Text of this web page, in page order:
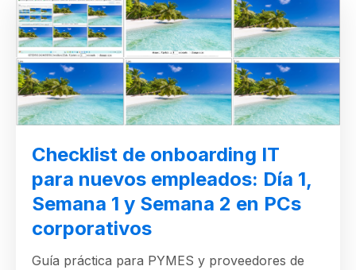
Checklist de onboarding IT
para nuevos empleados: Día 1,
Semana 1 y Semana 2 en PCs
corporativos
Guía práctica para PYMES y proveedores de